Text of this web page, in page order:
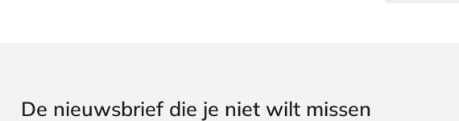
De nieuwsbrief die je niet wilt missen